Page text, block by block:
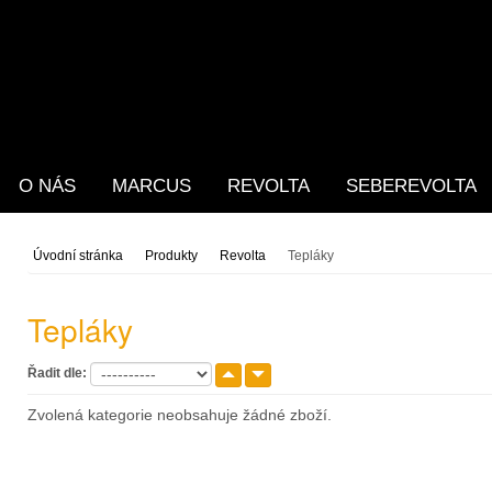
Úvodní stránka Produkty Revolta Tepláky
Tepláky
Řadit dle:
Zvolená kategorie neobsahuje žádné zboží.
O NÁS MARCUS REVOLTA SEBEREVOLTA